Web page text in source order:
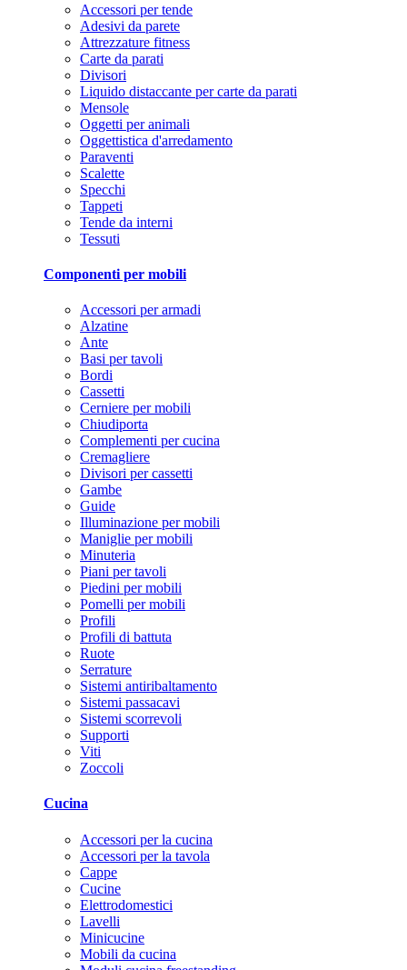
Accessori per tende
Adesivi da parete
Attrezzature fitness
Carte da parati
Divisori
Liquido distaccante per carte da parati
Mensole
Oggetti per animali
Oggettistica d'arredamento
Paraventi
Scalette
Specchi
Tappeti
Tende da interni
Tessuti
Componenti per mobili
Accessori per armadi
Alzatine
Ante
Basi per tavoli
Bordi
Cassetti
Cerniere per mobili
Chiudiporta
Complementi per cucina
Cremagliere
Divisori per cassetti
Gambe
Guide
Illuminazione per mobili
Maniglie per mobili
Minuteria
Piani per tavoli
Piedini per mobili
Pomelli per mobili
Profili
Profili di battuta
Ruote
Serrature
Sistemi antiribaltamento
Sistemi passacavi
Sistemi scorrevoli
Supporti
Viti
Zoccoli
Cucina
Accessori per la cucina
Accessori per la tavola
Cappe
Cucine
Elettrodomestici
Lavelli
Minicucine
Mobili da cucina